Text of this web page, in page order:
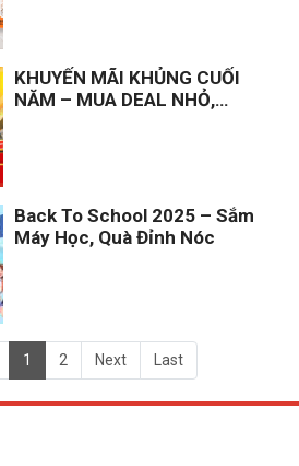
KHUYẾN MÃI KHỦNG CUỐI
NĂM – MUA DEAL NHỎ,
Back To School 2025 – Sắm
Máy Học, Quà Đỉnh Nóc
1 2 Next Last